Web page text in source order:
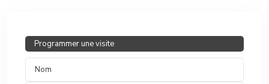
Programmer une visite